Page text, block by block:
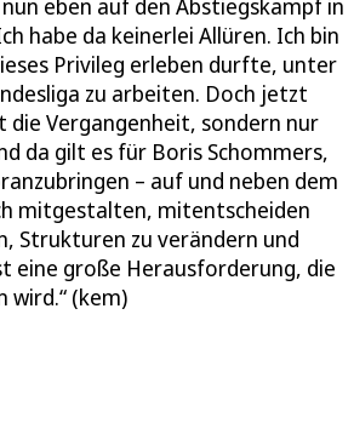
habe da keinerlei Allüren. Ich bin
Privileg erleben durfte, unter
zu arbeiten. Doch jetzt
die Vergangenheit, sondern nur
da gilt es für Boris Schommers,
– auf und neben dem
mitgestalten, mitentscheiden
Strukturen zu verändern und
eine große Herausforderung, die
wird.“ (kem)